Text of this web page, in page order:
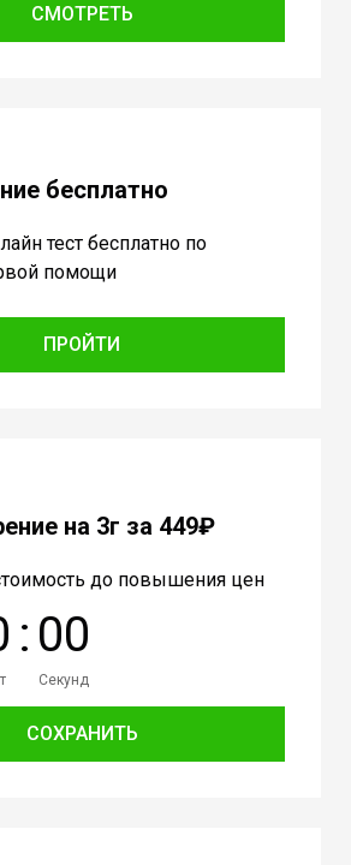
СМОТРЕТЬ
бесплатно
тест бесплатно по
помощи
ПРОЙТИ
на 3г за 449₽
до повышения цен
: 00
Секунд
СОХРАНИТЬ